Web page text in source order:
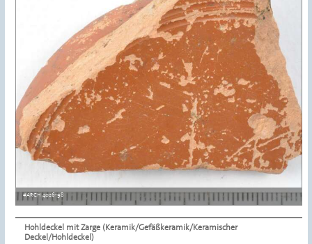
#ARCH 4026-98
Hohldeckel mit Zarge (Keramik/Gefäßkeramik/Keramischer
Deckel/Hohldeckel)